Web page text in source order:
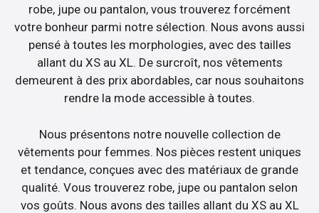
robe, jupe ou pantalon, vous trouverez forcément
votre bonheur parmi notre sélection. Nous avons aussi
pensé à toutes les morphologies, avec des tailles
allant du XS au XL. De surcroît, nos vêtements
demeurent à des prix abordables, car nous souhaitons
rendre la mode accessible à toutes.
Nous présentons notre nouvelle collection de
vêtements pour femmes. Nos pièces restent uniques
et tendance, conçues avec des matériaux de grande
qualité. Vous trouverez robe, jupe ou pantalon selon
vos goûts. Nous avons des tailles allant du XS au XL